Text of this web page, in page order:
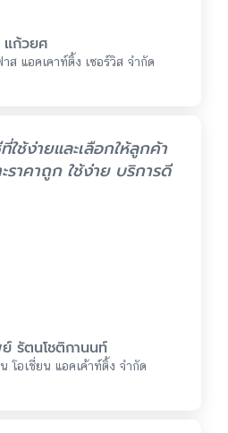
ก้วยศ
ส แอคเคาท์ติ้ง เซอร์วิส จำกัด
ช้ง่ายและเลือกให้ลูกค้า
ราคาถูก ใช้ง่าย บริการดี
รัตนโชติกานนท์
โอเชี่ยน แอคเค้าท์ติ้ง จำกัด